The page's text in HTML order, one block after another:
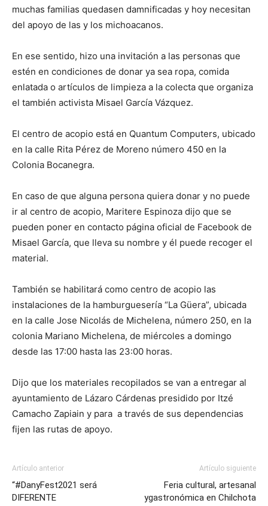
muchas familias quedasen damnificadas y hoy necesitan
del apoyo de las y los michoacanos.
En ese sentido, hizo una invitación a las personas que
estén en condiciones de donar ya sea ropa, comida
enlatada o artículos de limpieza a la colecta que organiza
el también activista Misael García Vázquez.
El centro de acopio está en Quantum Computers, ubicado
en la calle Rita Pérez de Moreno número 450 en la
Colonia Bocanegra.
En caso de que alguna persona quiera donar y no puede
ir al centro de acopio, Maritere Espinoza dijo que se
pueden poner en contacto página oficial de Facebook de
Misael García, que lleva su nombre y él puede recoger el
material.
También se habilitará como centro de acopio las
instalaciones de la hamburguesería “La Güera”, ubicada
en la calle Jose Nicolás de Michelena, número 250, en la
colonia Mariano Michelena, de miércoles a domingo
desde las 17:00 hasta las 23:00 horas.
Dijo que los materiales recopilados se van a entregar al
ayuntamiento de Lázaro Cárdenas presidido por Itzé
Camacho Zapiain y para a través de sus dependencias
fijen las rutas de apoyo.
Artículo anterior
“#DanyFest2021 será
DIFERENTE
Artículo siguiente
Feria cultural, artesanal
ygastronómica en Chilchota